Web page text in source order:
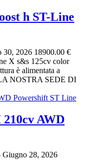
h ST-Line
30, 2026 18900.00 €
X s&s 125cv color
è alimentata a
NOSTRA SEDE DI
AWD
Giugno 28, 2026